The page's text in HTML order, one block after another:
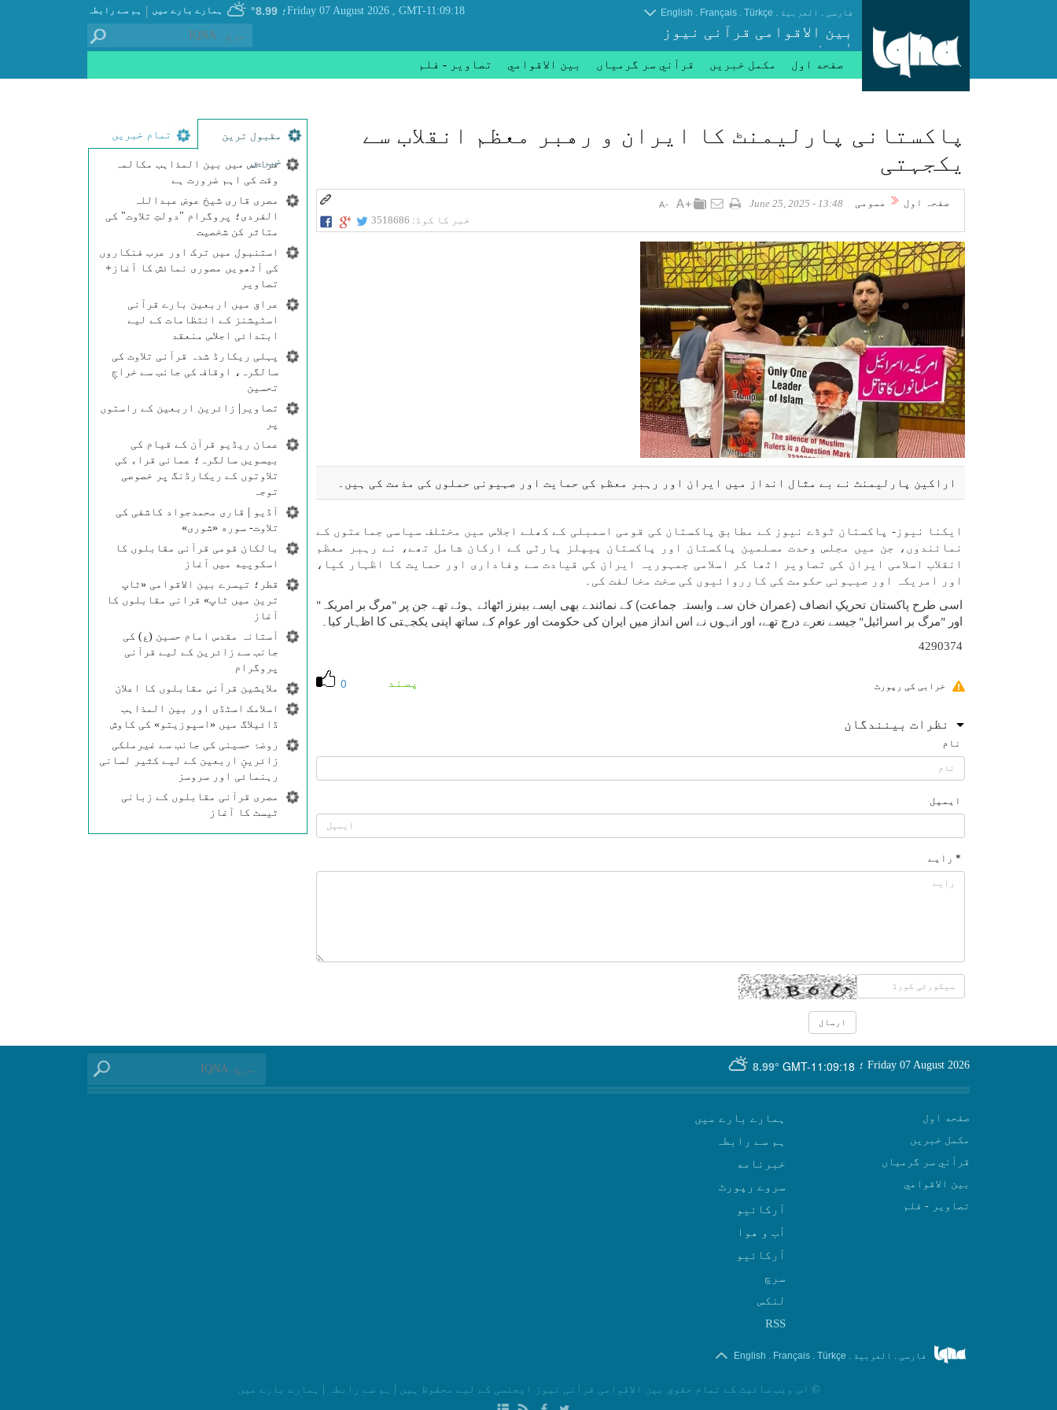
ہم سے رابطہ | ہمارے بارے میں ؛ 8.99° GMT-11:09:18
, Friday 07 August 2026 فارسی . العربیة .
Türkçe
.
Français
.
English
بین الاقوامی قرآنی نیوز
ایجنسی
صفحه اول مکمل خبریں قرآني سر گرمياں بين الاقوامي تصاوير - فلم
مقبول ترین
خبریں
تمام خبریں
فرانس میں بین المذاہب مکالمہ
وقت کی اہم ضرورت ہے
مصری قاری شیخ عوض عبداللہ
الفردی؛ پروگرام "دولتِ تلاوت" کی
متاثر کن شخصیت
استنبول میں ترک اور عرب فنکاروں
کی آٹھویں مصوری نمائش کا آغاز+
تصاویر
عراق میں اربعین بارے قرآنی
اسٹیشنز کے انتظامات کے لیے
ابتدائی اجلاس منعقد
پہلی ریکارڈ شدہ قرآنی تلاوت کی
سالگرہ، اوقاف کی جانب سے خراجِ
تحسین
تصاویر| زائرین اربعین کے راستوں
پر
عمان ریڈیو قرآن کے قیام کی
بیسویں سالگرہ؛ عمانی قراء کی
تلاوتوں کے ریکارڈنگ پر خصوصی
توجہ
آڈیو | قاری محمدجواد کاشفی کی
تلاوت- سوره‌‌ «شوری»
بالکان قومی قرآنی مقابلوں کا
اسکوپیه میں آغاز
قطر؛ تیسرے بین الاقوامی «ٹاپ
ترین میں ٹاپ» قرانی مقابلوں کا
آغاز
آستانہ مقدس امام حسین (ع) کی
جانب سے زائرین کے لیے قرآنی
پروگرام
ملایشین قرآنی مقابلوں کا اعلان
اسلامک اسٹڈی اور بین المذاہب
ڈائیلاگ میں «اسپوزیتو» کی کاوش
روضۂ حسینی کی جانب سے غیرملکی
زائرینِ اربعین کے لیے کثیر لسانی
رہنمائی اور سروسز
مصری قرآنی مقابلوں کے زبانی
ٹیسٹ کا آغاز
پاکستانی پارلیمنٹ کا ایران و رهبر معظم انقلاب سے
یکجہتی
صفحہ اول عمومی
13:48 - June 25, 2025
خبر کا کوڈ: 3518686
اراکین پارلیمنٹ نے بے مثال انداز میں ایران اور رہبر معظم کی حمایت اور صہیونی حملوں کی مذمت کی ہیں۔
ایکنا نیوز- پاکستان ٹوڈے نیوز کے مطابق پاکستان کی قومی اسمبلی کے کھلے اجلاس میں مختلف سیاسی جماعتوں کے
نمائندوں، جن میں مجلس وحدت مسلمین پاکستان اور پاکستان پیپلز پارٹی کے ارکان شامل تھے، نے رہبر معظم
انقلاب اسلامی ایران کی تصاویر اٹھا کر اسلامی جمہوریہ ایران کی قیادت سے وفاداری اور حمایت کا اظہار کیا،
اور امریکہ اور صیہونی حکومت کی کارروائیوں کی سخت مخالفت کی۔
اسی طرح پاکستان تحریکِ انصاف (عمران خان سے وابستہ جماعت) کے نمائندے بھی ایسے بینرز اٹھائے ہوئے تھے جن پر "مرگ بر امریکہ "
اور "مرگ بر اسرائیل" جیسے نعرے درج تھے، اور انہوں نے اس انداز میں ایران کی حکومت اور عوام کے ساتھ اپنی یکجہتی کا اظہار کیا۔
4290374
0 پسند خرابی کی رپورٹ
نظرات بینندگان
نام
ایمیل
* رایے
GMT-11:09:18
8.99° Friday 07 August 2026 ؛
صفحه اول
مکمل خبریں
قرآني سر گرمياں
بين الاقوامي
تصاوير - فلم
ہمارے بارے میں
ہم سے رابطہ
سروے رپورٹ
آرکائیو
آب و هوا
سرچ
لنکس
RSS
فارسی . العربیة .
Türkçe
.
Français
.
English
© اس ویب سائیٹ کے تمام حقوق بین الاقوامی قرآنی نیوز ایجنسی کے لیے محفوظ ہیں ہم سے رابطہ ہمارے بارے میں